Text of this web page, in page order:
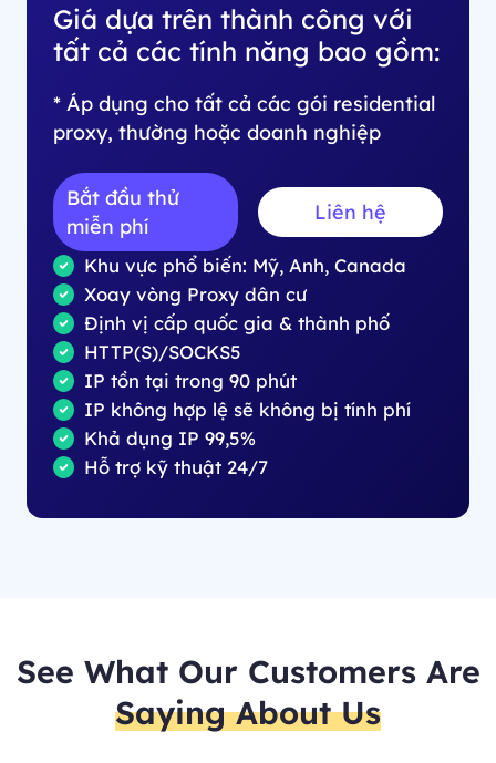
Giá dựa trên thành công với
tất cả các tính năng bao gồm:
* Áp dụng cho tất cả các gói residential
proxy, thường hoặc doanh nghiệp
Bắt đầu thử
miễn phí
Liên hệ
Khu vực phổ biến: Mỹ, Anh, Canada
Xoay vòng Proxy dân cư
Định vị cấp quốc gia & thành phố
HTTP(S)/SOCKS5
IP tồn tại trong 90 phút
IP không hợp lệ sẽ không bị tính phí
Khả dụng IP 99,5%
Hỗ trợ kỹ thuật 24/7
See What Our Customers Are
Saying About Us